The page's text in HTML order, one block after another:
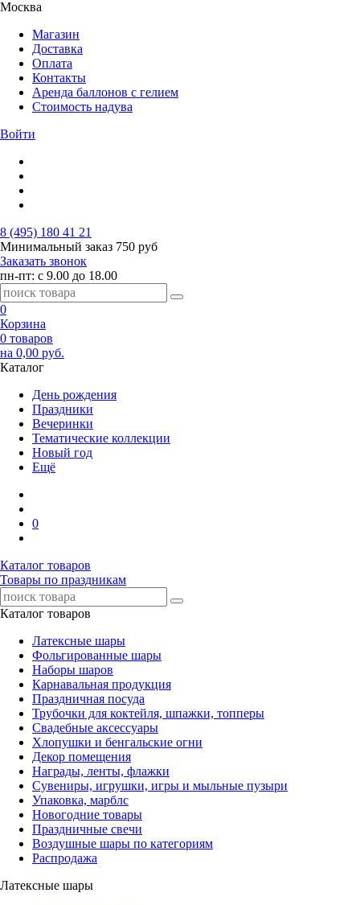
Москва
Магазин
Доставка
Оплата
Контакты
Аренда баллонов с гелием
Стоимость надува
Войти
8 (495) 180 41 21
Минимальный заказ 750 руб
Заказать звонок
пн-пт: с 9.00 до 18.00
0
Корзина
0 товаров
на 0,00 руб.
Каталог
День рождения
Праздники
Вечеринки
Тематические коллекции
Новый год
Ещё
0
Каталог товаров
Товары по праздникам
Каталог товаров
Латексные шары
Фольгированные шары
Наборы шаров
Карнавальная продукция
Праздничная посуда
Трубочки для коктейля, шпажки, топперы
Свадебные аксессуары
Хлопушки и бенгальские огни
Декор помещения
Награды, ленты, флажки
Сувениры, игрушки, игры и мыльные пузыри
Упаковка, марблс
Новогодние товары
Праздничные свечи
Воздушные шары по категориям
Распродажа
Латексные шары